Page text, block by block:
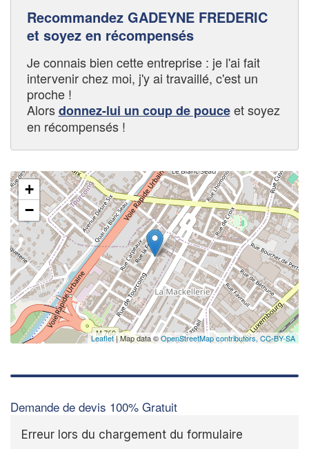
Recommandez GADEYNE FREDERIC
et soyez en récompensés
Je connais bien cette entreprise : je l'ai fait
intervenir chez moi, j'y ai travaillé, c'est un
proche !
Alorsdonnez-lui un coup de pouceet soyez
en récompensés !
+
−
Leaflet| Map data ©OpenStreetMap contributors, CC-BY-SA
Demande de devis 100% Gratuit
Erreur lors du chargement du formulaire